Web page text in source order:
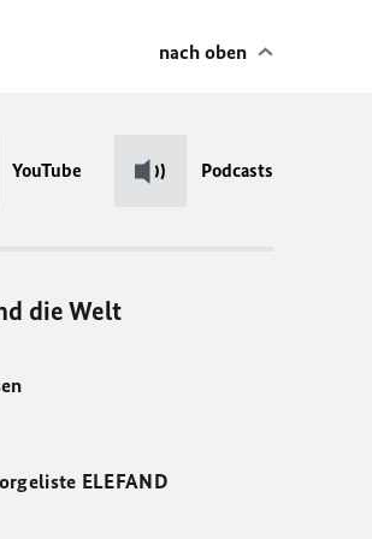
nach oben
YouTube Podcasts
die Welt
ELEFAND